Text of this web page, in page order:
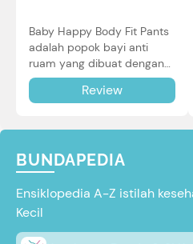
Baby Happy Body Fit Pants
adalah popok bayi anti
ruam yang dibuat dengan
teknologi Air Through
Technology.Review
BUNDAPEDIA
Ensiklopedia A-Z istilah
Kecil